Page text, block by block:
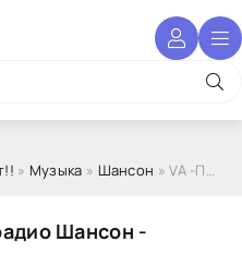
» Музыка » Шансон » VA -Песни в масть от радио Шансон - Версия 5(2012)mp3
Шансон -